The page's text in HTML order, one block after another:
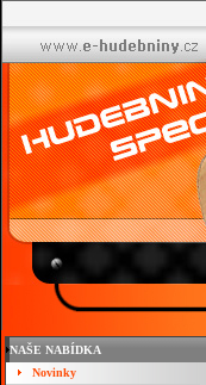
NAŠE NABÍDKA
Novinky